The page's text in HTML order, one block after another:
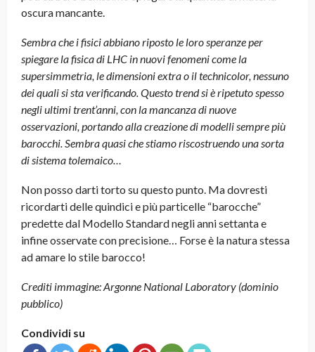
oscura mancante.
Sembra che i fisici abbiano riposto le loro speranze per
spiegare la fisica di LHC in nuovi fenomeni come la
supersimmetria, le dimensioni extra o il technicolor, nessuno
dei quali si sta verificando. Questo trend si è ripetuto spesso
negli ultimi trent’anni, con la mancanza di nuove
osservazioni, portando alla creazione di modelli sempre più
barocchi. Sembra quasi che stiamo riscostruendo una sorta
di sistema tolemaico…
Non posso darti torto su questo punto. Ma dovresti
ricordarti delle quindici e più particelle “barocche”
predette dal Modello Standard negli anni settanta e
infine osservate con precisione… Forse è la natura stessa
ad amare lo stile barocco!
Crediti immagine: Argonne National Laboratory (dominio
pubblico)
Condividi su